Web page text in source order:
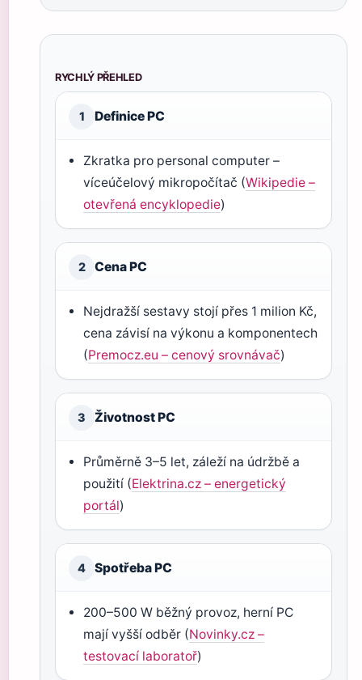
RYCHLÝ PŘEHLED
1 Definice PC
Zkratka pro personal computer –
víceúčelový mikropočítač (Wikipedie –
otevřená encyklopedie)
2 Cena PC
Nejdražší sestavy stojí přes 1 milion Kč,
cena závisí na výkonu a komponentech
(Premocz.eu – cenový srovnávač)
3 Životnost PC
Průměrně 3–5 let, záleží na údržbě a
použití (Elektrina.cz – energetický
portál)
4 Spotřeba PC
200–500 W běžný provoz, herní PC
mají vyšší odběr (Novinky.cz –
testovací laboratoř)